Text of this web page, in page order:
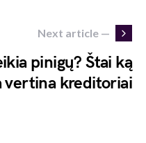
Next article —
pinigų? Štai ką
vertina kreditoriai